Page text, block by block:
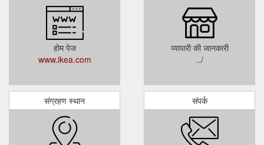
होम पेज
www.ikea.com
व्यापारी की जानकारी
../
संग्रहण स्थान संपर्क